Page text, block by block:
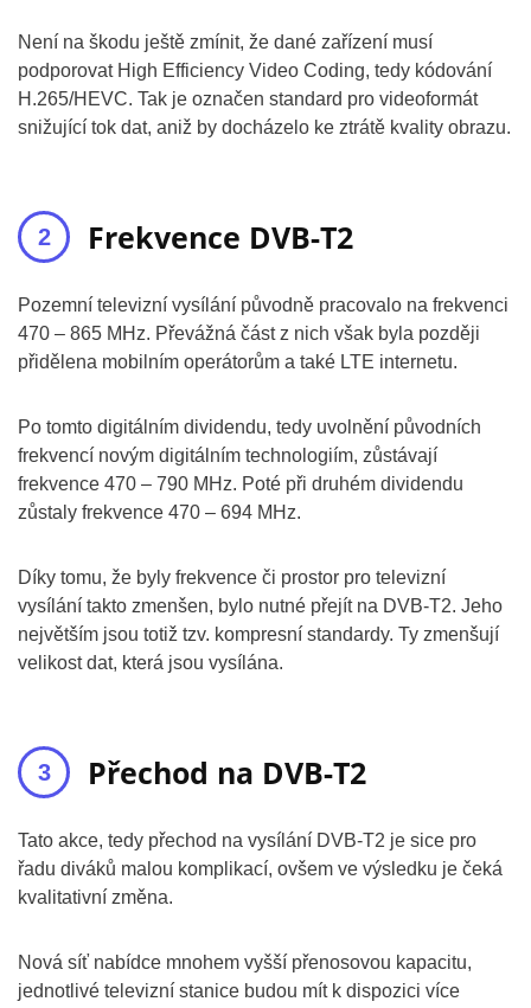
Není na škodu ještě zmínit, že dané zařízení musí
podporovat High Efficiency Video Coding, tedy kódování
H.265/HEVC. Tak je označen standard pro videoformát
snižující tok dat, aniž by docházelo ke ztrátě kvality obrazu.
Frekvence DVB-T2
Pozemní televizní vysílání původně pracovalo na frekvenci
470 – 865 MHz. Převážná část z nich však byla později
přidělena mobilním operátorům a také LTE internetu.
Po tomto digitálním dividendu, tedy uvolnění původních
frekvencí novým digitálním technologiím, zůstávají
frekvence 470 – 790 MHz. Poté při druhém dividendu
zůstaly frekvence 470 – 694 MHz.
Díky tomu, že byly frekvence či prostor pro televizní
vysílání takto zmenšen, bylo nutné přejít na DVB-T2. Jeho
největším jsou totiž tzv. kompresní standardy. Ty zmenšují
velikost dat, která jsou vysílána.
Přechod na DVB-T2
Tato akce, tedy přechod na vysílání DVB-T2 je sice pro
řadu diváků malou komplikací, ovšem ve výsledku je čeká
kvalitativní změna.
Nová síť nabídce mnohem vyšší přenosovou kapacitu,
jednotlivé televizní stanice budou mít k dispozici více